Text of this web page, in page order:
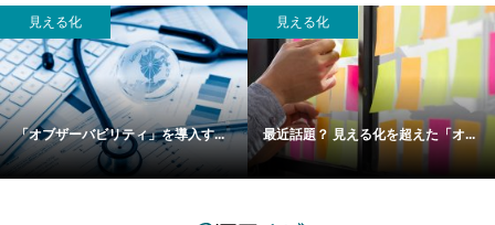
見える化
「オブザーバビリティ」を導入す...
見える化
最近話題？ 見える化を超えた「オ...